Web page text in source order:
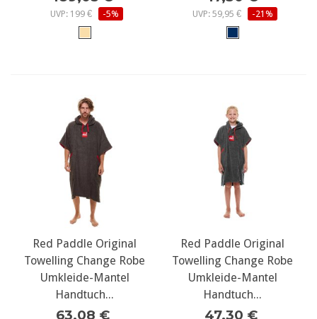
UVP: 199 € -5% UVP: 59,95 € -21%
Red Paddle Original
Towelling Change Robe
Umkleide-Mantel
Handtuch...
63,08 €
Red Paddle Original
Towelling Change Robe
Umkleide-Mantel
Handtuch...
47,30 €